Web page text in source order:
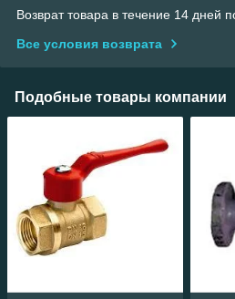
Возврат товара в течение 14 дней
Все условия возврата
Подобные товары компании